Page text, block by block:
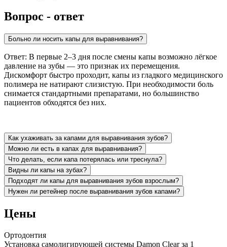
Вопрос - ответ
Больно ли носить капы для выравнивания?
Ответ: В первые 2–3 дня после смены капы возможно лёгкое
давление на зубы — это признак их перемещения.
Дискомфорт быстро проходит, капы из гладкого медицинского
полимера не натирают слизистую. При необходимости боль
снимается стандартными препаратами, но большинство
пациентов обходятся без них.
Как ухаживать за капами для выравнивания зубов?
Можно ли есть в капах для выравнивания?
Что делать, если капа потерялась или треснула?
Видны ли капы на зубах?
Подходят ли капы для выравнивания зубов взрослым?
Нужен ли ретейнер после выравнивания зубов капами?
Цены
Ортодонтия
Установка самолигирующей системы Damon Clear за 1